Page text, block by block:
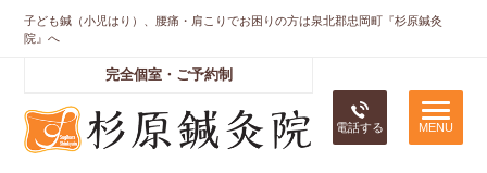
子ども鍼（小児はり）、腰痛・肩こりでお困りの方は泉北郡忠岡町『杉原鍼灸
院』へ
完全個室・ご予約制
電話する